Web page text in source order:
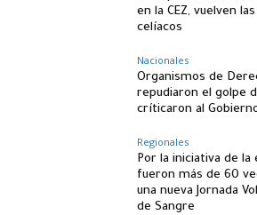
en la CEZ, vuelven
celíacos
Nacionales
Organismos de
repudiaron el golpe
críticaron al
Regionales
Por la iniciativa de la
fueron más de 60
una nueva Jornada
de Sangre